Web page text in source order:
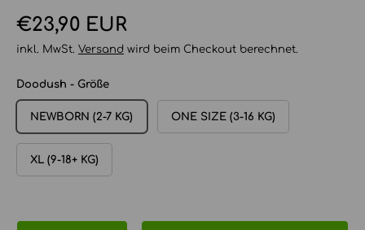
Normaler Preis
€23,90 EUR
inkl. MwSt. Versand wird beim Checkout berechnet.
Doodush - Größe
NEWBORN (2-7 KG) ONE SIZE (3-16 KG)
XL (9-18+ KG)